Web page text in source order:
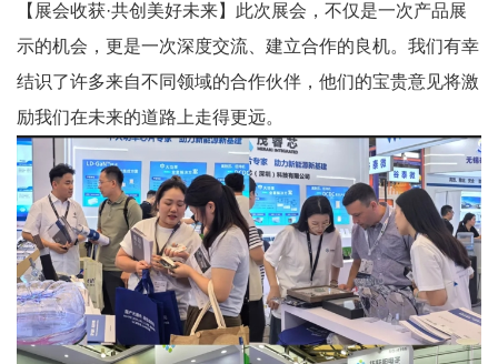
【展会收获·共创美好未来】此次展会，不仅是一次产品展
示的机会，更是一次深度交流、建立合作的良机。我们有幸
结识了许多来自不同领域的合作伙伴，他们的宝贵意见将激
励我们在未来的道路上走得更远。